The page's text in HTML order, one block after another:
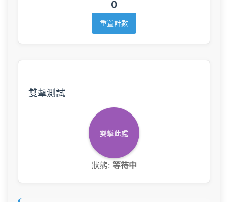
0
重置計數
雙擊測試
雙擊此處
狀態: 等待中